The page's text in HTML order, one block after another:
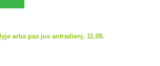
arba pas jus antradienį, 11.08.